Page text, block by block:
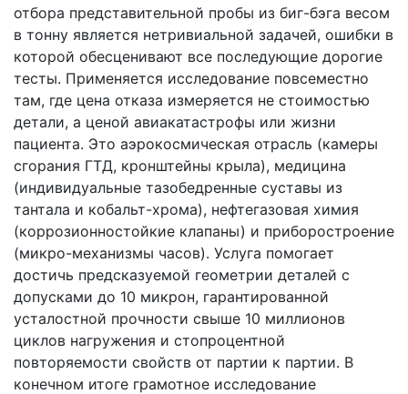
отбора представительной пробы из биг-бэга весом
в тонну является нетривиальной задачей, ошибки в
которой обесценивают все последующие дорогие
тесты. Применяется исследование повсеместно
там, где цена отказа измеряется не стоимостью
детали, а ценой авиакатастрофы или жизни
пациента. Это аэрокосмическая отрасль (камеры
сгорания ГТД, кронштейны крыла), медицина
(индивидуальные тазобедренные суставы из
тантала и кобальт-хрома), нефтегазовая химия
(коррозионностойкие клапаны) и приборостроение
(микро-механизмы часов). Услуга помогает
достичь предсказуемой геометрии деталей с
допусками до 10 микрон, гарантированной
усталостной прочности свыше 10 миллионов
циклов нагружения и стопроцентной
повторяемости свойств от партии к партии. В
конечном итоге грамотное исследование